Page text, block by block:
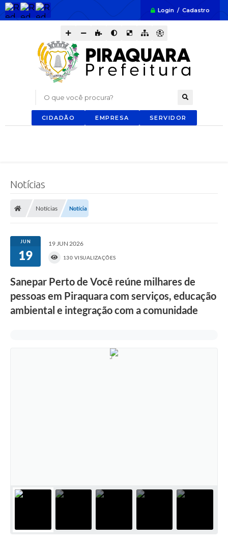
Login / Cadastro
O que você procura?
CIDADÃO EMPRESA SERVIDOR
Notícias
Notícias Notícia
JUN
19
19 JUN 2026
130 VISUALIZAÇÕES
Sanepar Perto de Você reúne milhares de
pessoas em Piraquara com serviços, educação
ambiental e integração com a comunidade